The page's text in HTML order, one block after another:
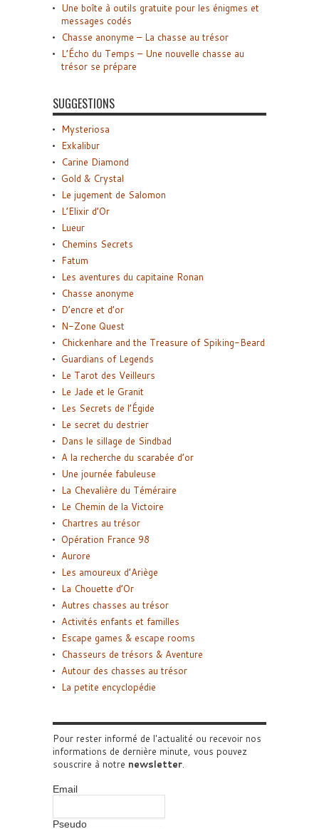
Une boîte à outils gratuite pour les énigmes et
messages codés
Chasse anonyme – La chasse au trésor
L’Écho du Temps – Une nouvelle chasse au
trésor se prépare
SUGGESTIONS
Mysteriosa
Exkalibur
Carine Diamond
Gold & Crystal
Le jugement de Salomon
L’Elixir d’Or
Lueur
Chemins Secrets
Fatum
Les aventures du capitaine Ronan
Chasse anonyme
D’encre et d’or
N-Zone Quest
Chickenhare and the Treasure of Spiking-Beard
Guardians of Legends
Le Tarot des Veilleurs
Le Jade et le Granit
Les Secrets de l’Égide
Le secret du destrier
Dans le sillage de Sindbad
A la recherche du scarabée d’or
Une journée fabuleuse
La Chevalière du Téméraire
Le Chemin de la Victoire
Chartres au trésor
Opération France 98
Aurore
Les amoureux d’Ariège
La Chouette d’Or
Autres chasses au trésor
Activités enfants et familles
Escape games & escape rooms
Chasseurs de trésors & Aventure
Autour des chasses au trésor
La petite encyclopédie
Pour rester informé de l'actualité ou recevoir nos
informations de dernière minute, vous pouvez
souscrire à notre newsletter.
Email
Pseudo